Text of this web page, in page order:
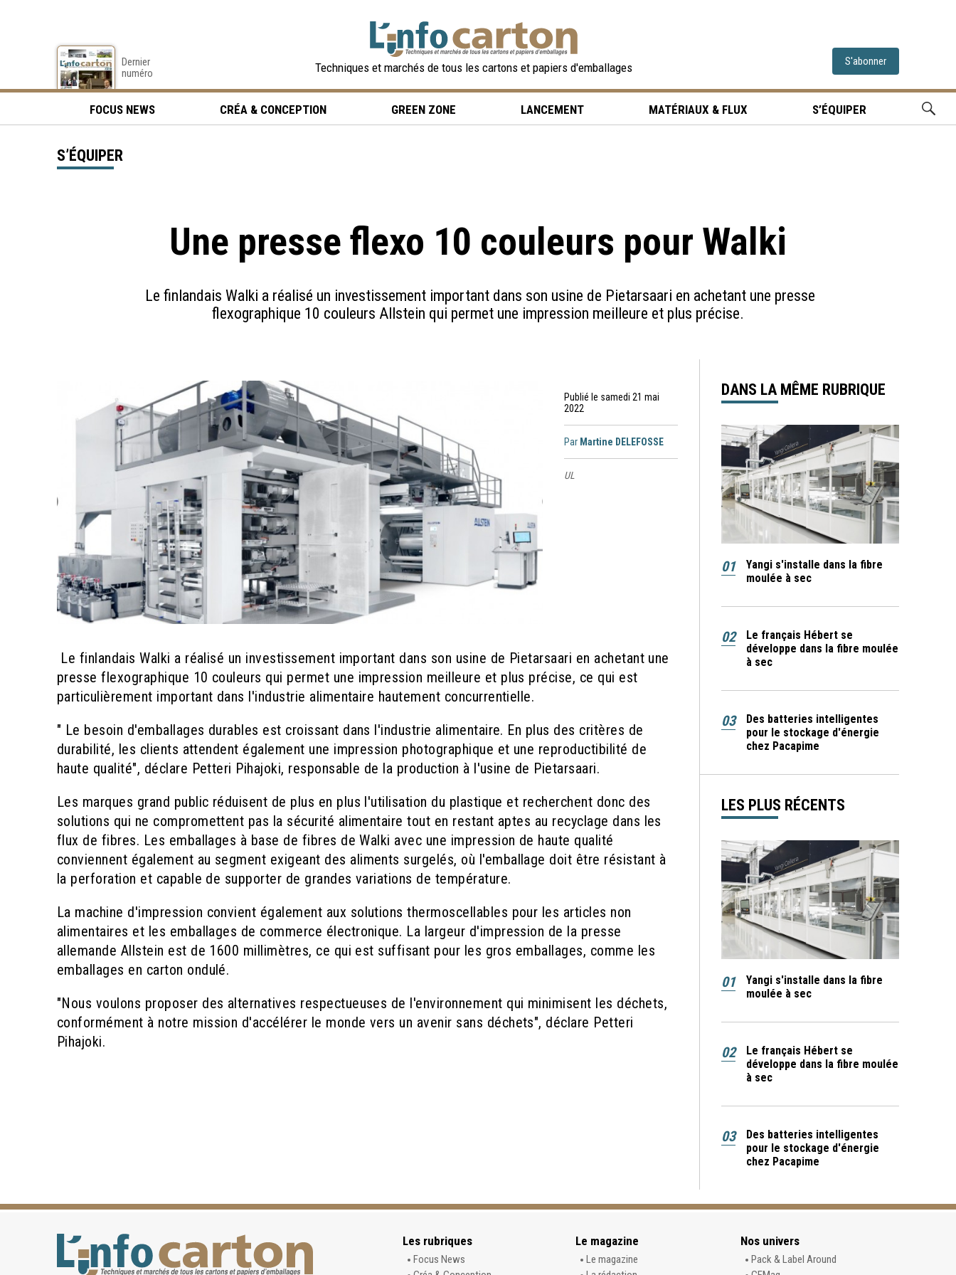
Dernier
numéro
Techniques et marchés de tous les cartons et papiers d'emballages S'abonner
FOCUS NEWS CRÉA & CONCEPTION GREEN ZONE LANCEMENT MATÉRIAUX & FLUX S’ÉQUIPER
Une presse flexo 10 couleurs pour Walki
Le finlandais Walki a réalisé un investissement important dans son usine de Pietarsaari en achetant une presse
flexographique 10 couleurs Allstein qui permet une impression meilleure et plus précise.
S’ÉQUIPER
Publié le samedi 21 mai
2022
Par Martine DELEFOSSE
UL
Le finlandais Walki a réalisé un investissement important dans son usine de Pietarsaari en achetant une
presse flexographique 10 couleurs qui permet une impression meilleure et plus précise, ce qui est
particulièrement important dans l'industrie alimentaire hautement concurrentielle.
" Le besoin d'emballages durables est croissant dans l'industrie alimentaire. En plus des critères de
durabilité, les clients attendent également une impression photographique et une reproductibilité de
haute qualité", déclare Petteri Pihajoki, responsable de la production à l'usine de Pietarsaari.
Les marques grand public réduisent de plus en plus l'utilisation du plastique et recherchent donc des
solutions qui ne compromettent pas la sécurité alimentaire tout en restant aptes au recyclage dans les
flux de fibres. Les emballages à base de fibres de Walki avec une impression de haute qualité
conviennent également au segment exigeant des aliments surgelés, où l'emballage doit être résistant à
la perforation et capable de supporter de grandes variations de température.
La machine d'impression convient également aux solutions thermoscellables pour les articles non
alimentaires et les emballages de commerce électronique. La largeur d'impression de la presse
allemande Allstein est de 1600 millimètres, ce qui est suffisant pour les gros emballages, comme les
emballages en carton ondulé.
"Nous voulons proposer des alternatives respectueuses de l'environnement qui minimisent les déchets,
conformément à notre mission d'accélérer le monde vers un avenir sans déchets", déclare Petteri
Pihajoki.
DANS LA MÊME RUBRIQUE
01
Yangi s'installe dans la fibre
moulée à sec
02
Le français Hébert se
développe dans la fibre moulée
à sec
03
Des batteries intelligentes
pour le stockage d'énergie
chez Pacapime
LES PLUS RÉCENTS
01
Yangi s'installe dans la fibre
moulée à sec
02
Le français Hébert se
développe dans la fibre moulée
à sec
03
Des batteries intelligentes
pour le stockage d'énergie
chez Pacapime
Les rubriques
Focus News
Le magazine
Le magazine
Nos univers
Pack & Label Around